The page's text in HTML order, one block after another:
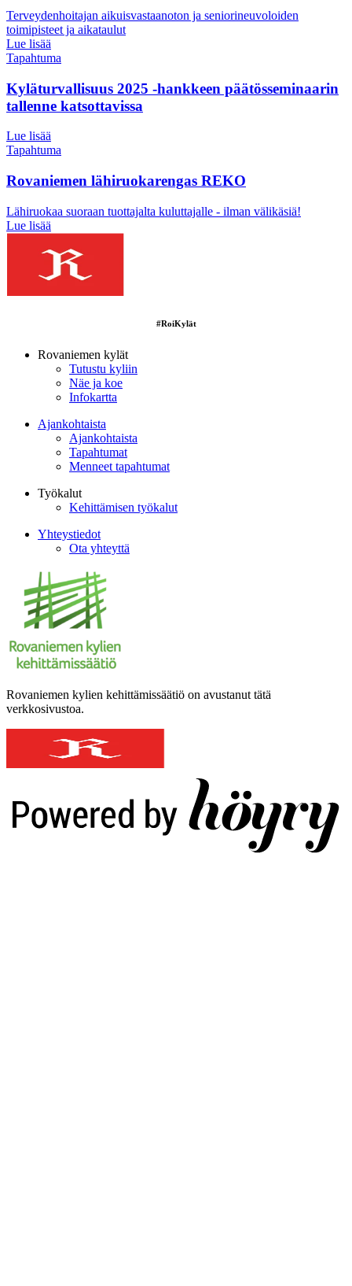
Terveydenhoitajan aikuisvastaanoton ja seniorineuvoloiden
toimipisteet ja aikataulut
Lue lisää
Tapahtuma
Kyläturvallisuus 2025 -hankkeen päätösseminaarin
tallenne katsottavissa
Lue lisää
Tapahtuma
Rovaniemen lähiruokarengas REKO
Lähiruokaa suoraan tuottajalta kuluttajalle - ilman välikäsiä!
Lue lisää
#RoiKylät
Rovaniemen kylät
Tutustu kyliin
Näe ja koe
Infokartta
Ajankohtaista
Ajankohtaista
Tapahtumat
Menneet tapahtumat
Työkalut
Kehittämisen työkalut
Yhteystiedot
Ota yhteyttä
Rovaniemen kylien kehittämissäätiö on avustanut tätä
verkkosivustoa.